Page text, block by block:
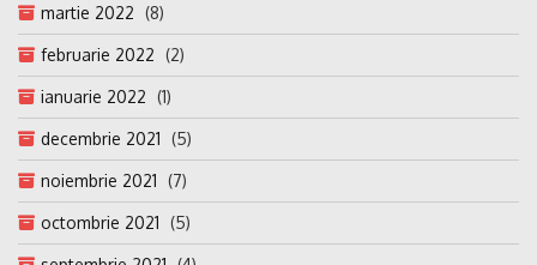
martie 2022 (8)
februarie 2022 (2)
ianuarie 2022 (1)
decembrie 2021 (5)
noiembrie 2021 (7)
octombrie 2021 (5)